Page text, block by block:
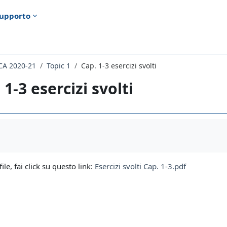
2020-21 Topic 1 Cap. 1-3 esercizi svolti
1-3 esercizi svolti
fai click su questo link: Esercizi svolti Cap. 1-3.pdf